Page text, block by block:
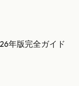
年版完全ガイド